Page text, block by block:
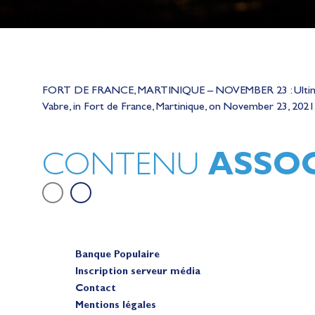
FORT DE FRANCE, MARTINIQUE – NOVEMBER 23 :
Vabre, in Fort de France, Martinique, on November 23,
CONTENU
Lauriane Nolot en or à Long
sur le plan d'eau des Jeux
Banque Populaire
Inscription serveur média
Contact
Mentions légales